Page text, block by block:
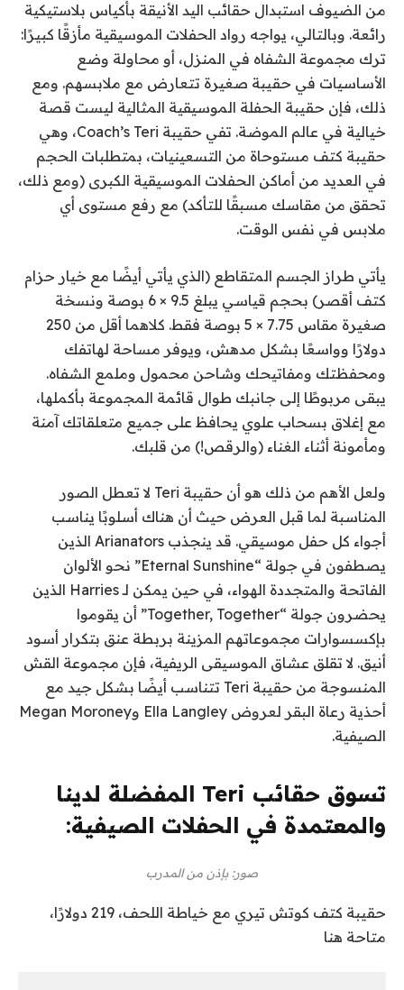
من الضيوف استبدال حقائب اليد الأنيقة بأكياس بلاستيكية
رائعة. وبالتالي، يواجه رواد الحفلات الموسيقية مأزقًا كبيرًا:
ترك مجموعة الشفاه في المنزل، أو محاولة وضع
الأساسيات في حقيبة صغيرة تتعارض مع ملابسهم. ومع
ذلك، فإن حقيبة الحفلة الموسيقية المثالية ليست قصة
خيالية في عالم الموضة. تفي حقيبة Coach’s Teri، وهي
حقيبة كتف مستوحاة من التسعينيات، بمتطلبات الحجم
في العديد من أماكن الحفلات الموسيقية الكبرى (ومع ذلك،
تحقق من مقاسك مسبقًا للتأكد) مع رفع مستوى أي
ملابس في نفس الوقت.
يأتي طراز الجسم المتقاطع (الذي يأتي أيضًا مع خيار حزام
كتف أقصر) بحجم قياسي يبلغ 9.5 × 6 بوصة ونسخة
صغيرة مقاس 7.75 × 5 بوصة فقط. كلاهما أقل من 250
دولارًا وواسعًا بشكل مدهش، ويوفر مساحة لهاتفك
ومحفظتك ومفاتيحك وشاحن محمول وملمع الشفاه.
يبقى مربوطًا إلى جانبك طوال قائمة المجموعة بأكملها،
مع إغلاق بسحاب علوي يحافظ على جميع متعلقاتك آمنة
ومأمونة أثناء الغناء (والرقص!) من قلبك.
ولعل الأهم من ذلك هو أن حقيبة Teri لا تعطل الصور
المناسبة لما قبل العرض حيث أن هناك أسلوبًا يناسب
أجواء كل حفل موسيقي. قد ينجذب Arianators الذين
يصطفون في جولة “Eternal Sunshine” نحو الألوان
الفاتحة والمتجددة الهواء، في حين يمكن لـ Harries الذين
يحضرون جولة “Together, Together” أن يقوموا
بإكسسوارات مجموعاتهم المزينة بربطة عنق بتكرار أسود
أنيق. لا تقلق عشاق الموسيقى الريفية، فإن مجموعة القش
المنسوجة من حقيبة Teri تتناسب أيضًا بشكل جيد مع
أحذية رعاة البقر لعروض Ella Langley وMegan Moroney
الصيفية.
تسوق حقائب Teri المفضلة لدينا
والمعتمدة في الحفلات الصيفية:
صور: بإذن من المدرب
حقيبة كتف كوتش تيري مع خياطة اللحف، 219 دولارًا،
متاحة هنا